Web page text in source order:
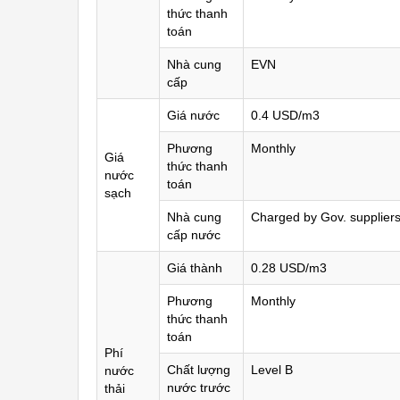
thức thanh
toán
Nhà cung
cấp
EVN
Giá
nước
sạch
Giá nước 0.4 USD/m3
Phương
thức thanh
toán
Monthly
Nhà cung
cấp nước
Charged by Gov. suppliers
Phí
nước
thải
Giá thành 0.28 USD/m3
Phương
thức thanh
toán
Monthly
Chất lượng
nước trước
Level B